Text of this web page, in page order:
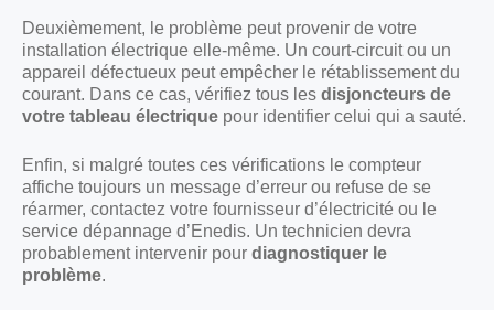
Deuxièmement, le problème peut provenir de votre
installation électrique elle-même. Un court-circuit ou un
appareil défectueux peut empêcher le rétablissement du
courant. Dans ce cas, vérifiez tous les disjoncteurs de
votre tableau électrique pour identifier celui qui a sauté.
Enfin, si malgré toutes ces vérifications le compteur
affiche toujours un message d’erreur ou refuse de se
réarmer, contactez votre fournisseur d’électricité ou le
service dépannage d’Enedis. Un technicien devra
probablement intervenir pour diagnostiquer le
problème.